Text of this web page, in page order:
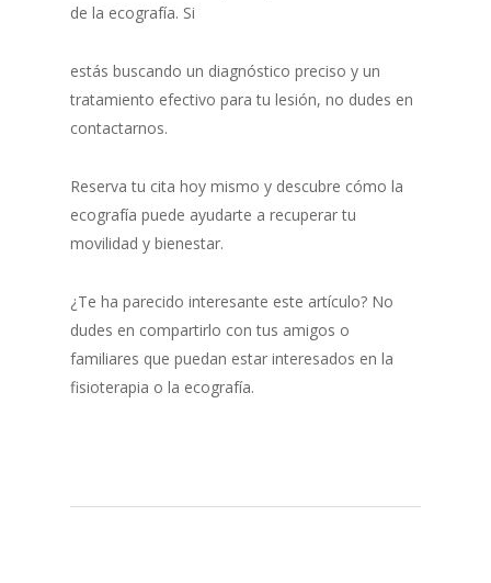
de la ecografía. Si
estás buscando un diagnóstico preciso y un
tratamiento efectivo para tu lesión, no dudes en
contactarnos.
Reserva tu cita hoy mismo y descubre cómo la
ecografía puede ayudarte a recuperar tu
movilidad y bienestar.
¿Te ha parecido interesante este artículo? No
dudes en compartirlo con tus amigos o
familiares que puedan estar interesados en la
fisioterapia o la ecografía.